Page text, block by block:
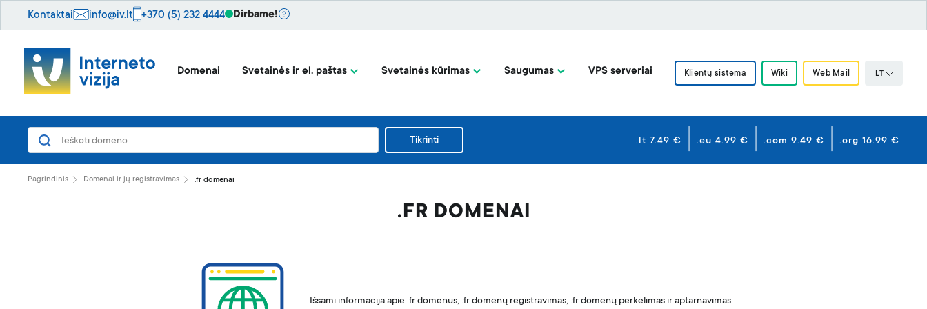
Kontaktai info@iv.lt +370 (5) 232 4444 Dirbame!
Domenai Svetainės ir el. paštas Svetainės kūrimas Saugumas VPS serveriai Klientų sistema Wiki Web Mail LT
Tikrinti .lt 7.49 € .eu 4.99 € .com 9.49 € .org 16.99 €
Pagrindinis Domenai ir jų registravimas .fr domenai
.FR DOMENAI
Išsami informacija apie .fr domenus, .fr domenų registravimas, .fr domenų perkėlimas ir aptarnavimas.